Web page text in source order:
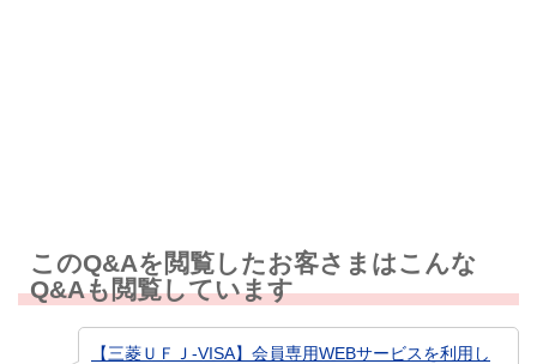
このQ&Aを閲覧したお客さまはこんな
Q&Aも閲覧しています
【三菱ＵＦＪ-VISA】会員専用WEBサービスを利用し